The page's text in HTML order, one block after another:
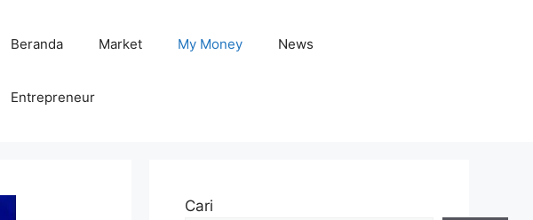
Beranda Market My Money News
Entrepreneur
Cari